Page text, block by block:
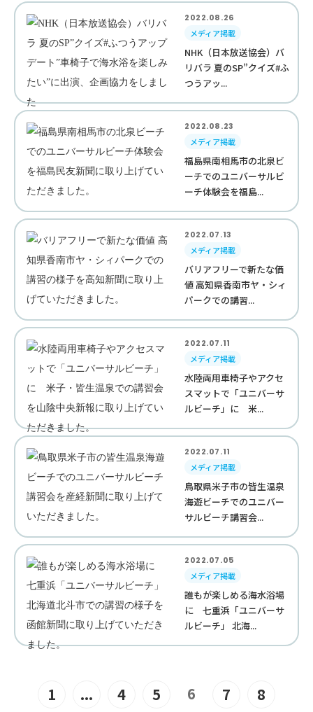
2022.08.26
メディア掲載
NHK（日本放送協会）バ
リバラ 夏のSP”クイズ#ふ
つうアッ...
2022.08.23
メディア掲載
福島県南相馬市の北泉ビ
ーチでのユニバーサルビ
ーチ体験会を福島...
2022.07.13
メディア掲載
バリアフリーで新たな価
値 高知県香南市ヤ・シィ
パークでの講習...
2022.07.11
メディア掲載
水陸両用車椅子やアクセ
スマットで「ユニバーサ
ルビーチ」に 米...
2022.07.11
メディア掲載
鳥取県米子市の皆生温泉
海遊ビーチでのユニバー
サルビーチ講習会...
2022.07.05
メディア掲載
誰もが楽しめる海水浴場
に 七重浜「ユニバーサ
ルビーチ」 北海...
1 ... 4 5 6 7 8